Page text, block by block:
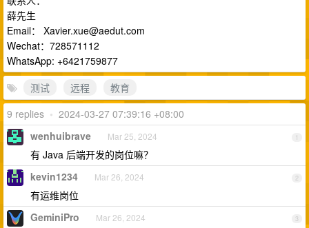
薛先⽣
Email： Xavier.xue@aedut.com
Wechat：728571112
WhatsApp: +6421759877
测试
远程
教育
9 replies • 2024-03-27 07:39:16 +08:00
1
wenhuibrave Mar 25, 2024
有 Java 后端开发的岗位嘛？
2
kevin1234 Mar 26, 2024
有运维岗位
3
GeminiPro Mar 26, 2024